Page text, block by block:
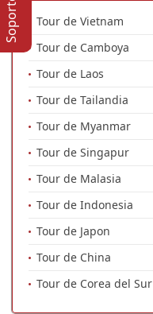
Tour de Vietnam
Tour de Camboya
Tour de Laos
Tour de Tailandia
Tour de Myanmar
Tour de Singapur
Tour de Malasia
Tour de Indonesia
Tour de Japon
Tour de China
Tour de Corea del Sur